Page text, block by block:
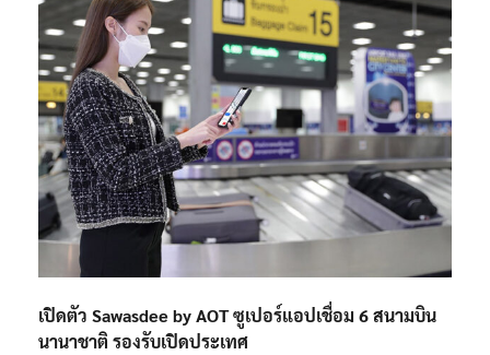
เปิดตัว Sawasdee by AOT ซูเปอร์แอปเชื่อม 6 สนามบิน
นานาชาติ รองรับเปิดประเทศ